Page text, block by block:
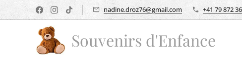
nadine.droz76@gmail.com +41 79 872
Souvenirs d'Enfance